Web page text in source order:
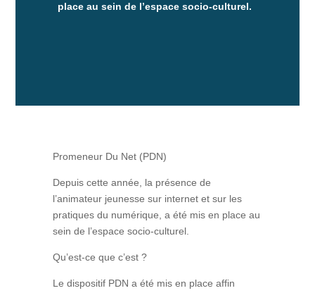
place au sein de l’espace socio-culturel.
Promeneur Du Net (PDN)
Depuis cette année, la présence de
l’animateur jeunesse sur internet et sur les
pratiques du numérique, a été mis en place au
sein de l’espace socio-culturel.
Qu’est-ce que c’est ?
Le dispositif PDN a été mis en place affin